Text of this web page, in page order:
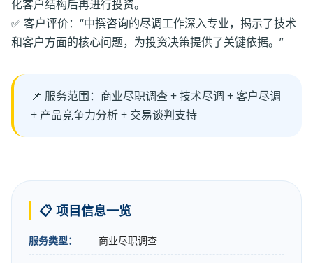
化客户结构后再进行投资。
✅ 客户评价：“中撰咨询的尽调工作深入专业，揭示了技术
和客户方面的核心问题，为投资决策提供了关键依据。”
📌 服务范围：商业尽职调查 + 技术尽调 + 客户尽调
+ 产品竞争力分析 + 交易谈判支持
📋 项目信息一览
服务类型： 商业尽职调查